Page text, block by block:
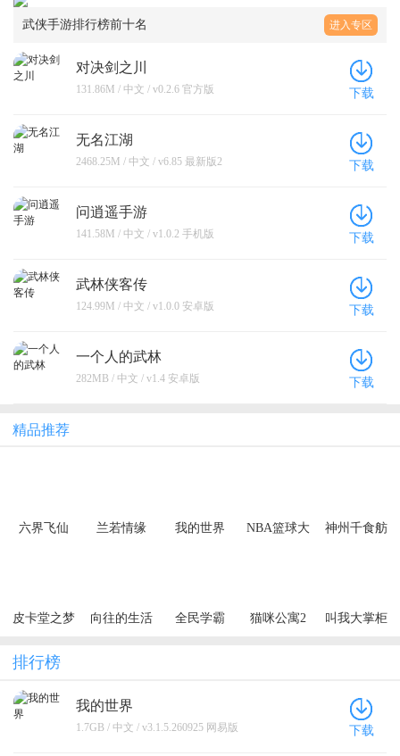
武侠手游排行榜前十名 进入专区
对决剑之川
131.86M / 中文 / v0.2.6 官方版 下载
无名江湖
2468.25M / 中文 / v6.85 最新版2 下载
问逍遥手游
141.58M / 中文 / v1.0.2 手机版 下载
武林侠客传
124.99M / 中文 / v1.0.0 安卓版 下载
一个人的武林
282MB / 中文 / v1.4 安卓版 下载
精品推荐
六界飞仙
兰若情缘
我的世界
NBA篮球大
神州千食舫
皮卡堂之梦
向往的生活 全民学霸 猫咪公寓2 叫我大掌柜
排行榜
我的世界
1.7GB / 中文 / v3.1.5.260925 网易版 下载